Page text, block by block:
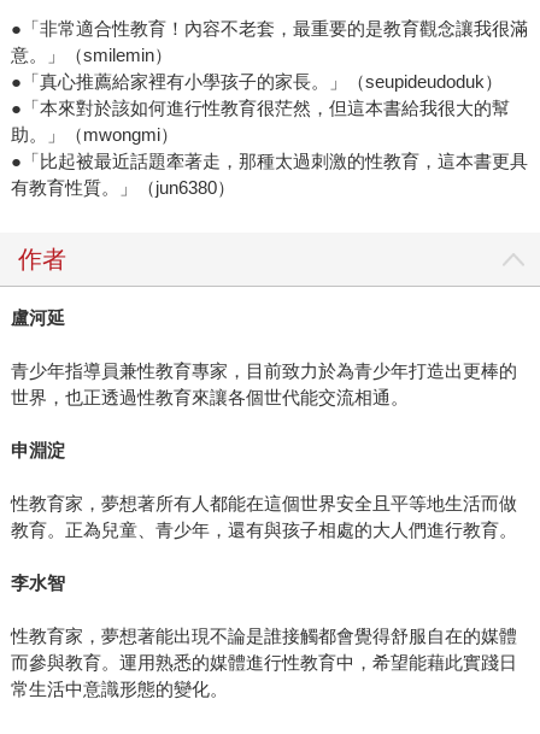
●「非常適合性教育！內容不老套，最重要的是教育觀念讓我很滿
意。」（smilemin）
●「真心推薦給家裡有小學孩子的家長。」（seupideudoduk）
●「本來對於該如何進行性教育很茫然，但這本書給我很大的幫
助。」（mwongmi）
●「比起被最近話題牽著走，那種太過刺激的性教育，這本書更具
有教育性質。」（jun6380）
作者
盧河延
青少年指導員兼性教育專家，目前致力於為青少年打造出更棒的
世界，也正透過性教育來讓各個世代能交流相通。
申淵淀
性教育家，夢想著所有人都能在這個世界安全且平等地生活而做
教育。正為兒童、青少年，還有與孩子相處的大人們進行教育。
李水智
性教育家，夢想著能出現不論是誰接觸都會覺得舒服自在的媒體
而參與教育。運用熟悉的媒體進行性教育中，希望能藉此實踐日
常生活中意識形態的變化。